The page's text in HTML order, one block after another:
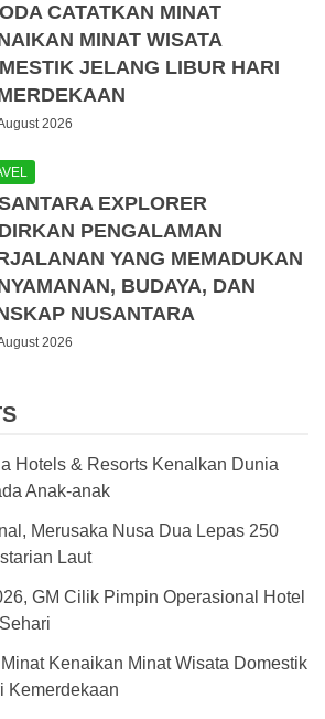
CATATKAN MINAT
MINAT WISATA
JELANG LIBUR HARI
2026
EXPLORER
PENGALAMAN
YANG MEMADUKAN
BUDAYA, DAN
NUSANTARA
2026
Hotels & Resorts Kenalkan Dunia
Anak-anak
Merusaka Nusa Dua Lepas 250
Laut
GM Cilik Pimpin Operasional Hotel
Kenaikan Minat Wisata Domestik
Kemerdekaan